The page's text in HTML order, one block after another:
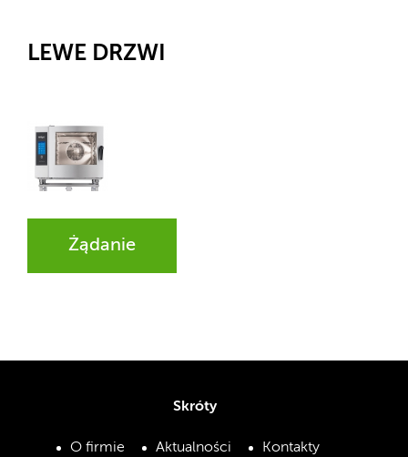
LEWE DRZWI
Żądanie
Skróty
O firmie Aktualności Kontakty